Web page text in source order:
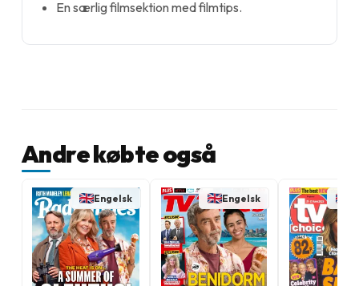
En særlig filmsektion med filmtips.
Andre købte også
Engelsk Engelsk